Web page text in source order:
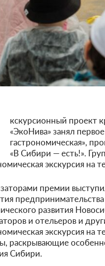
кскурсионный проект
«ЭкоНива» занял
гастрономическая»,
«В Сибири — есть!».
экскурсия
премии
развития
и отельеров и
экскурсия
раскрывающие
Сибири.